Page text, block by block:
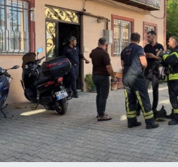
Daday Haberleri
Devrekani Haberleri
Doğanyurt Haberleri
Hanönü Haberleri
İhsangazi Haberleri